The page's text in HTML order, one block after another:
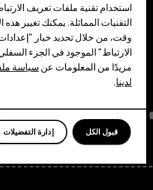
Linkedin
Discord
استخدام تقنية ملفات تعريف
التقنيات المماثلة. يمكنك تغيير
وقت، من خلال تحديد خيار
الارتباط" الموجود في الجزء
مزيدًا من المعلومات عنسياسة
لدينا.
إدارة التفضيلات قبول الكل